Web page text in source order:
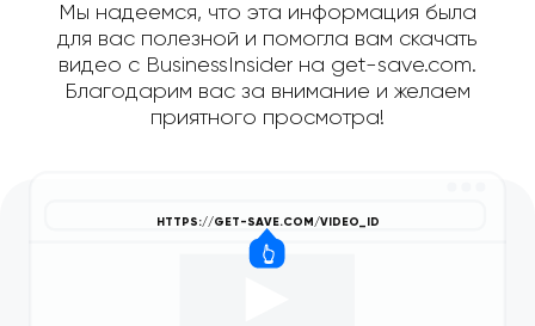
Мы надеемся, что эта информация была
для вас полезной и помогла вам скачать
видео с BusinessInsider на get-save.com.
Благодарим вас за внимание и желаем
приятного просмотра!